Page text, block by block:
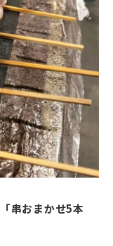
「串おまかせ5本